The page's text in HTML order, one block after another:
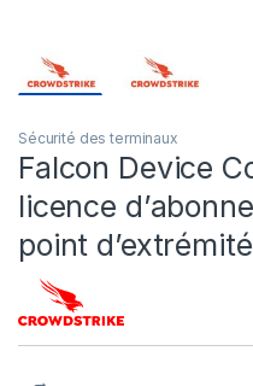
Sécurité des terminaux
Falcon Device
licence
point d’extrémité